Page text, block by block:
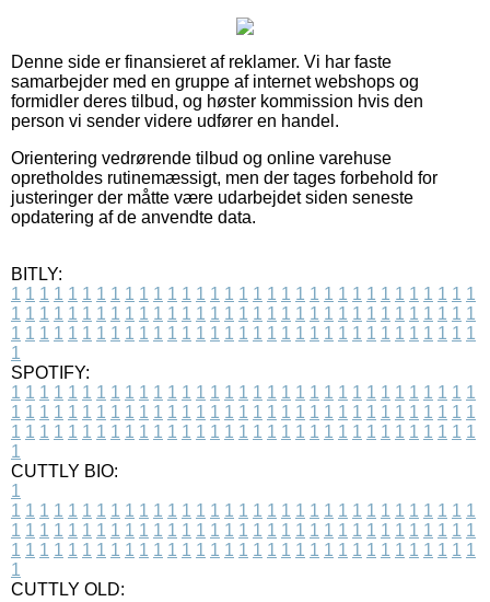
Denne side er finansieret af reklamer. Vi har faste
samarbejder med en gruppe af internet webshops og
formidler deres tilbud, og høster kommission hvis den
person vi sender videre udfører en handel.
Orientering vedrørende tilbud og online varehuse
opretholdes rutinemæssigt, men der tages forbehold for
justeringer der måtte være udarbejdet siden seneste
opdatering af de anvendte data.
BITLY:
1 1 1 1 1 1 1 1 1 1 1 1 1 1 1 1 1 1 1 1 1 1 1 1 1 1 1 1 1 1 1 1 1
1 1 1 1 1 1 1 1 1 1 1 1 1 1 1 1 1 1 1 1 1 1 1 1 1 1 1 1 1 1 1 1 1
1 1 1 1 1 1 1 1 1 1 1 1 1 1 1 1 1 1 1 1 1 1 1 1 1 1 1 1 1 1 1 1 1
1
SPOTIFY:
1 1 1 1 1 1 1 1 1 1 1 1 1 1 1 1 1 1 1 1 1 1 1 1 1 1 1 1 1 1 1 1 1
1 1 1 1 1 1 1 1 1 1 1 1 1 1 1 1 1 1 1 1 1 1 1 1 1 1 1 1 1 1 1 1 1
1 1 1 1 1 1 1 1 1 1 1 1 1 1 1 1 1 1 1 1 1 1 1 1 1 1 1 1 1 1 1 1 1
1
CUTTLY BIO:
1
1 1 1 1 1 1 1 1 1 1 1 1 1 1 1 1 1 1 1 1 1 1 1 1 1 1 1 1 1 1 1 1 1
1 1 1 1 1 1 1 1 1 1 1 1 1 1 1 1 1 1 1 1 1 1 1 1 1 1 1 1 1 1 1 1 1
1 1 1 1 1 1 1 1 1 1 1 1 1 1 1 1 1 1 1 1 1 1 1 1 1 1 1 1 1 1 1 1 1
1
CUTTLY OLD: